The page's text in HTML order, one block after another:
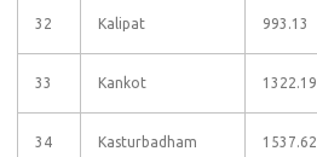
32 Kalipat 993.13
33 Kankot 1322.19
34 Kasturbadham 1537.62